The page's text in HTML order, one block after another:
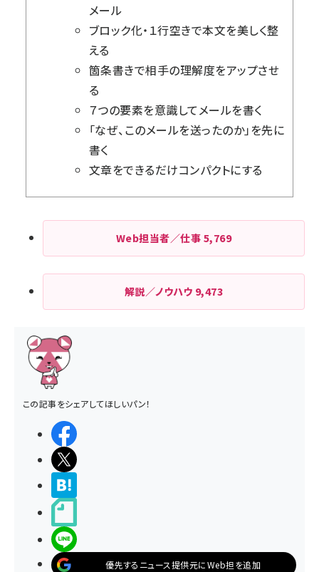
メール
ブロック化・１行空きで本文を美しく整
える
箇条書きで相手の理解度をアップさせ
る
７つの要素を意識してメールを書く
「なぜ、このメールを送ったのか」を先に
書く
文章をできるだけコンパクトにする
Web担当者／仕事 5,769
解説／ノウハウ 9,473
この記事をシェアしてほしいパン！
優先するニュース提供元にWeb担を追加